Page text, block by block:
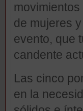
de mujeres
evento, que
candente
Las cinco
en la